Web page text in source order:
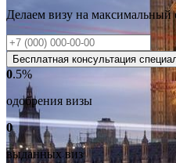
Делаем визу на максимальный
Бесплатная консультация
0.5%
одобрения визы
0
выданных виз